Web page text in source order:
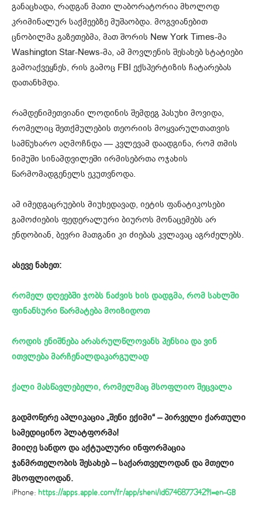
განაცხადა, რადგან მათი ლაბორატორია მხოლოდ
კრიმინალურ საქმეებზე მუშაობდა. მოგვიანებით
ცნობილმა გაზეთებმა, მათ შორის New York Times-მა
Washington Star-News-მა, ამ მოვლენის შესახებ სტატიები
გამოაქვეყნეს, რის გამოც FBI ექსპერტიზის ჩატარებას
დათანხმდა.
რამდენიმეთვიანი ლოდინის შემდეგ პასუხი მოვიდა,
რომელიც შეთქმულების თეორიის მოყვარულთათვის
სამწუხარო აღმოჩნდა — კვლევამ დაადგინა, რომ თმის
ნიმუში სინამდვილეში ირმისებრთა ოჯახის
წარმომადგენელს ეკუთვნოდა.
ამ იმედგაცრუების მიუხედავად, იეტის ფანატიკოსები
გამოძიების ფედერალური ბიუროს მონაცემებს არ
ენდობიან, ბევრი მათგანი კი ძიებას კვლავაც აგრძელებს.
ასევე ნახეთ:
რომელ დღეებში ჯობს ნაძვის ხის დადგმა, რომ სახლში
ფინანსური წარმატება მოიზიდოთ
როდის ენიშნება არასრულწლოვანს პენსია და ვინ
ითვლება მარჩენალდაკარგულად
ქალი მასწავლებელი, რომელმაც მსოფლიო შეცვალა
გადმოწერე აპლიკაცია „შენი ექიმი“ – პირველი ქართული
სამედიცინო პლატფორმა!
მიიღე სანდო და აქტუალური ინფორმაცია
ჯანმრთელობის შესახებ – საქართველოდან და მთელი
მსოფლიოდან.
iPhone: https://apps.apple.com/fr/app/sheni/id6746877342?l=en-GB